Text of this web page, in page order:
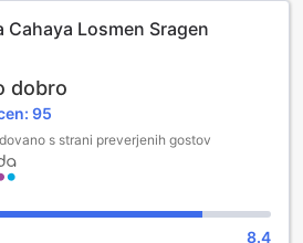
Cahaya Losmen Sragen
dobro
95
s strani preverjenih gostov
8.4